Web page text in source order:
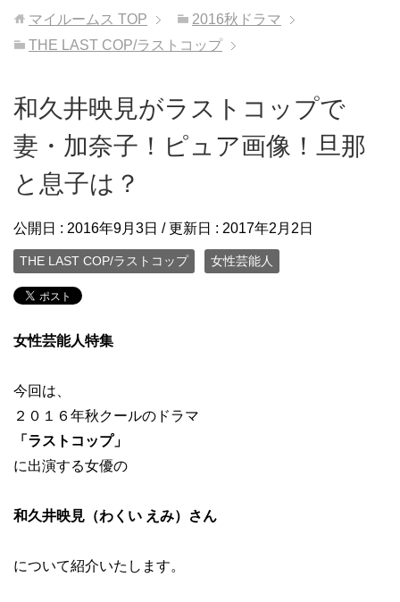
マイルームス TOP
2016秋ドラマ
THE LAST COP/ラストコップ
和久井映見がラストコップで
妻・加奈子！ピュア画像！旦那
と息子は？
公開日 : 2016年9月3日 / 更新日 : 2017年2月2日
THE LAST COP/ラストコップ 女性芸能人
女性芸能人特集
今回は、
２０１６年秋クールのドラマ
「ラストコップ」
に出演する女優の
和久井映見（わくい えみ）さん
について紹介いたします。